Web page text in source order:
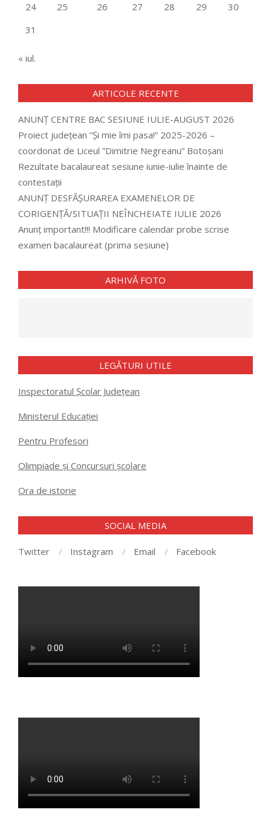
24
25 26 27 28 29
30
31
« iul.
ARTICOLE RECENTE
ANUNȚ CENTRE BAC SESIUNE IULIE-AUGUST 2026
Proiect județean ”Și mie îmi pasa!” 2025-2026 –
coordonat de Liceul ”Dimitrie Negreanu” Botoșani
Rezultate bacalaureat sesiune iunie-iulie înainte de
contestații
ANUNȚ DESFĂȘURAREA EXAMENELOR DE
CORIGENȚĂ/SITUAȚII NEÎNCHEIATE IULIE 2026
Anunț important!!! Modificare calendar probe scrise
examen bacalaureat (prima sesiune)
ARHIVĂ FOTO
LEGĂTURI UTILE
Inspectoratul Școlar Județean
Ministerul Educației
Pentru Profesori
Olimpiade și Concursuri școlare
Ora de istorie
SOCIAL MEDIA
Twitter Instagram Email Facebook